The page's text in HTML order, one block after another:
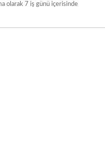
olarak 7 iş günü içerisinde